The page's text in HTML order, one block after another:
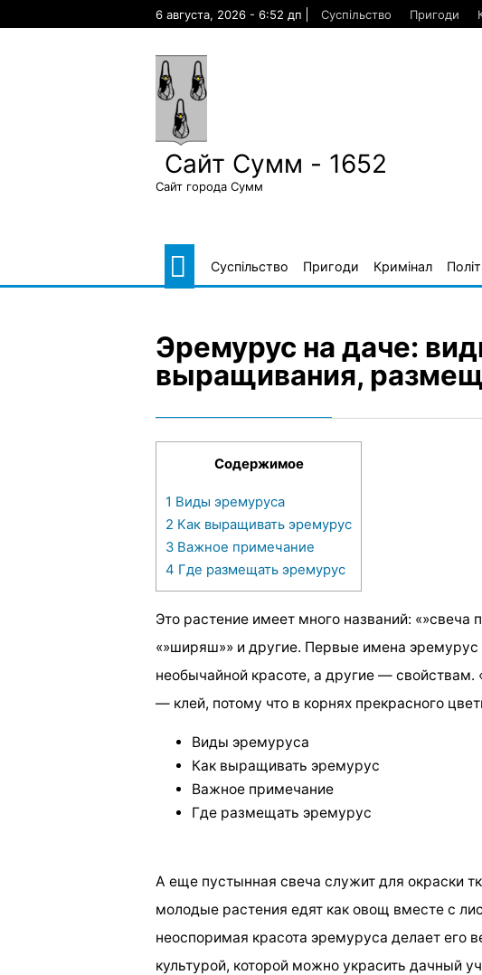
6 августа, 2026 - 6:52 дп Суспільство Пригоди
Сайт Сумм - 1652
Сайт города Сумм
Суспільство Пригоди Кримінал
Эремурус на даче:
выращивания,
Содержимое
1 Виды эремуруса
2 Как выращивать эремурус
3 Важное примечание
4 Где размещать эремурус
Это растение имеет много названий: «»свеча
«»ширяш»» и другие. Первые имена эремурус
необычайной красоте, а другие — свойствам.
— клей, потому что в корнях прекрасного
Виды эремуруса
Как выращивать эремурус
Важное примечание
Где размещать эремурус
А еще пустынная свеча служит для окраски
молодые растения едят как овощ вместе с
неоспоримая красота эремуруса делает его
культурой, которой можно украсить дачный